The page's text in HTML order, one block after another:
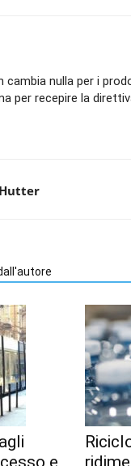
cambia nulla per i
per recepire la
e